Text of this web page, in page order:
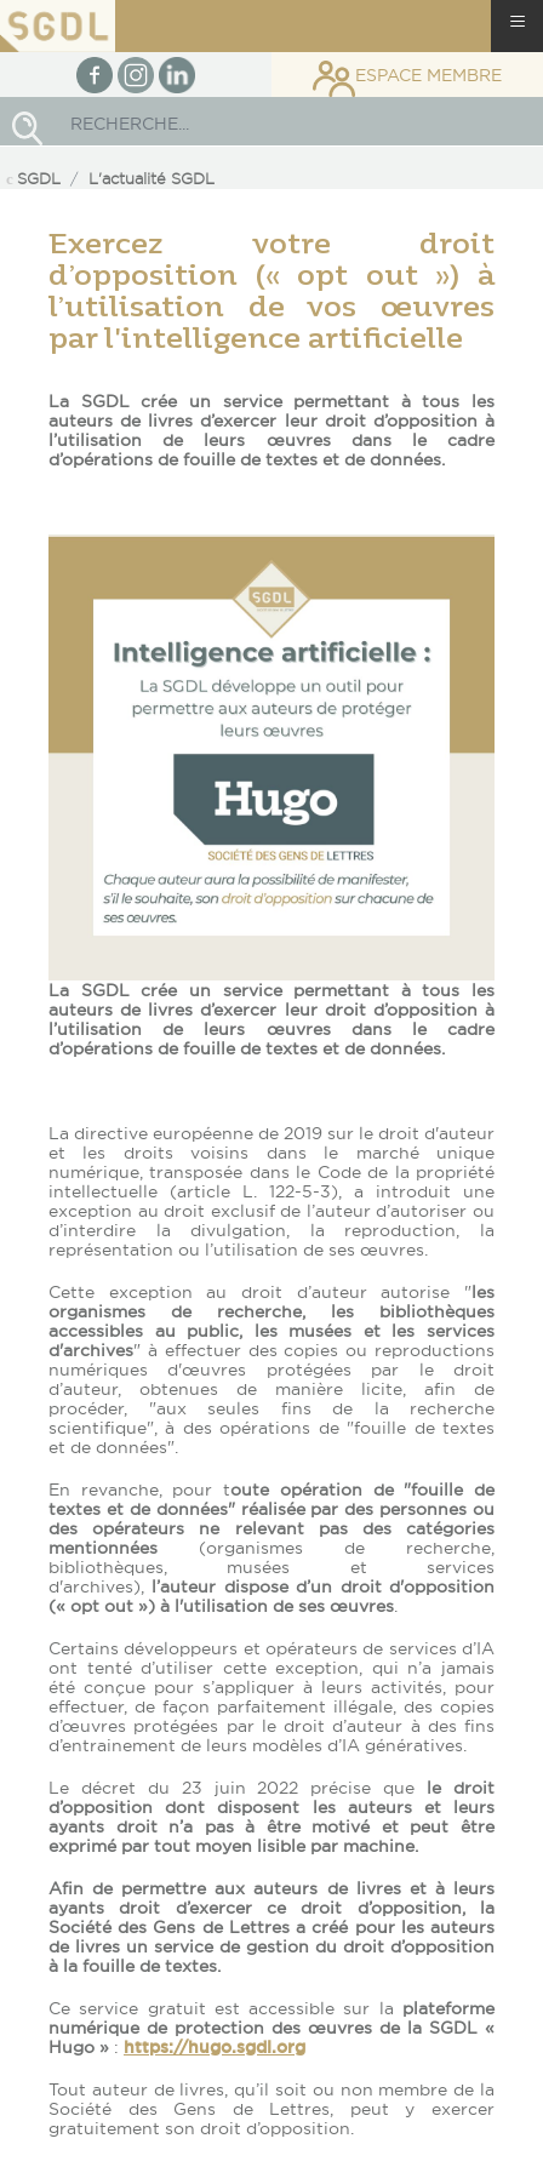
facebookInstagram
linkedin ESPACE MEMBRE
SGDL L'actualité SGDL
Exercez votre droit
d’opposition (« opt out ») à
l’utilisation de vos œuvres
par l'intelligence artificielle
La SGDL crée un service permettant à tous les
auteurs de livres d’exercer leur droit d’opposition à
l’utilisation de leurs œuvres dans le cadre
d’opérations de fouille de textes et de données.
La SGDL crée un service permettant à tous les
auteurs de livres d’exercer leur droit d’opposition à
l’utilisation de leurs œuvres dans le cadre
d’opérations de fouille de textes et de données.
La directive européenne de 2019 sur le droit d'auteur
et les droits voisins dans le marché unique
numérique, transposée dans le Code de la propriété
intellectuelle (article L. 122-5-3), a introduit une
exception au droit exclusif de l’auteur d’autoriser ou
d’interdire la divulgation, la reproduction, la
représentation ou l’utilisation de ses œuvres.
Cette exception au droit d’auteur autorise "les
organismes de recherche, les bibliothèques
accessibles au public, les musées et les services
d'archives" à effectuer des copies ou reproductions
numériques d'œuvres protégées par le droit
d’auteur, obtenues de manière licite, afin de
procéder, "aux seules fins de la recherche
scientifique", à des opérations de "fouille de textes
et de données".
En revanche, pour toute opération de "fouille de
textes et de données" réalisée par des personnes ou
des opérateurs ne relevant pas des catégories
mentionnées (organismes de recherche,
bibliothèques, musées et services
d'archives), l’auteur dispose d’un droit d'opposition
(« opt out ») à l'utilisation de ses œuvres
Certains développeurs et opérateurs de services d’IA
ont tenté d’utiliser cette exception, qui n’a jamais
été conçue pour s’appliquer à leurs activités, pour
effectuer, de façon parfaitement illégale, des copies
d’œuvres protégées par le droit d’auteur à des fins
d’entrainement de leurs modèles d’IA génératives.
Le décret du 23 juin 2022 précise que
le droit
d’opposition dont disposent les auteurs et leurs
ayants droit n’a pas à être motivé et peut être
exprimé par tout moyen lisible par machine.
Afin de permettre aux auteurs de livres et à leurs
ayants droit d’exercer ce droit d’opposition, la
Société des Gens de Lettres a créé pour les auteurs
de livres un service de gestion du droit d’opposition
à la fouille de textes.
Ce service gratuit est accessible sur la plateforme
numérique de protection des œuvres de la SGDL «
Hugo » : https://hugo.sgdl.org
Tout auteur de livres, qu’il soit ou non membre de la
Société des Gens de Lettres, peut y exercer
gratuitement son droit d’opposition.
≡